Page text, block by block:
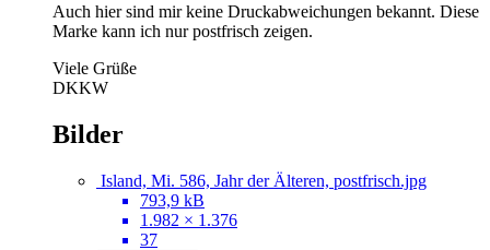
Auch hier sind mir keine Druckabweichungen bekannt. Diese
Marke kann ich nur postfrisch zeigen.
Viele Grüße
DKKW
Bilder
Island, Mi. 586, Jahr der Älteren, postfrisch.jpg
793,9 kB
1.982 × 1.376
37